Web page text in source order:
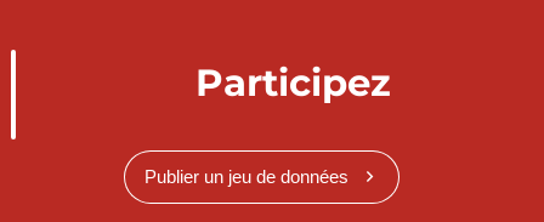
Participez
Publier un jeu de données